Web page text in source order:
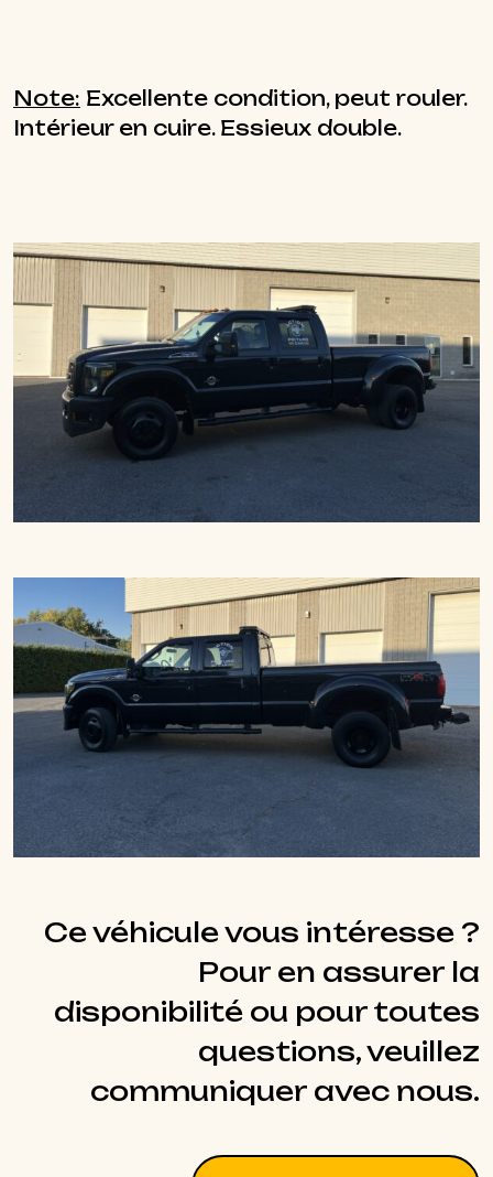
Note: Excellente condition, peut rouler.
Intérieur en cuire. Essieux double.
Ce véhicule vous intéresse ?
Pour en assurer la
disponibilité ou pour toutes
questions, veuillez
communiquer avec nous.